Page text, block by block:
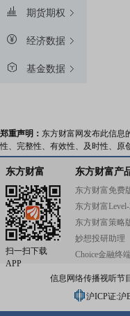
期货期权
经济数据
基金数据
郑重声明： 东方财富网发布此信息
性、完整性、有效性、及时性、原
东方财富
扫一扫下载
APP
东方财富产
东方财富免费
东方财富
东方财富策略
妙想投研助理
Choice金融终端
信息网络传播视听节
沪ICP证:沪